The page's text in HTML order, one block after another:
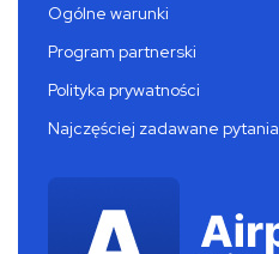
Ogólne warunki
Program partnerski
Polityka prywatności
Najczęściej zadawane pytania